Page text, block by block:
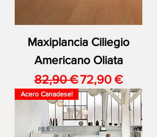
Maxiplancia Ciliegio
Americano Oliata
Prezzo regolare
82,90 €Prezzo
72,90 €
Acero Canadese!